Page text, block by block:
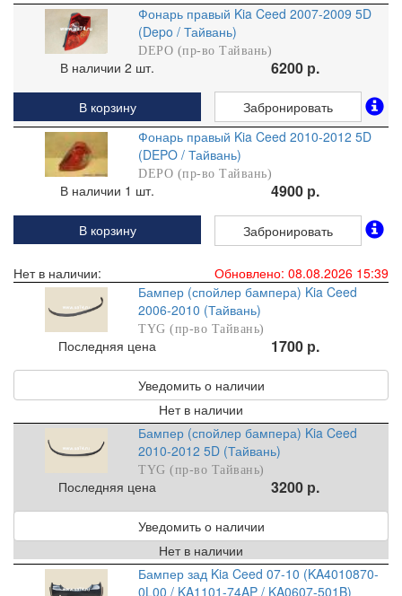
Фонарь правый Kia Ceed 2007-2009 5D
(Depo / Тайвань)
DEPO (пр-во Тайвань)
В наличии 2 шт. 6200 р.
В корзину
Забронировать
Фонарь правый Kia Ceed 2010-2012 5D
(DEPO / Тайвань)
DEPO (пр-во Тайвань)
В наличии 1 шт. 4900 р.
В корзину Забронировать
Нет в наличии:
Обновлено: 08.08.2026 15:39
Бампер (спойлер бампера) Kia Ceed
2006-2010 (Тайвань)
TYG (пр-во Тайвань)
Последняя цена 1700 р.
Уведомить о наличии
Нет в наличии
Бампер (спойлер бампера) Kia Ceed
2010-2012 5D (Тайвань)
TYG (пр-во Тайвань)
Последняя цена 3200 р.
Уведомить о наличии
Нет в наличии
Бампер зад Kia Ceed 07-10 (KA4010870-
0L00 / KA1101-74AP / KA0607-501B)